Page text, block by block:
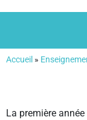
Accueil »
La première